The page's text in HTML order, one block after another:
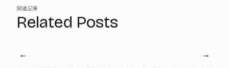
関連記事
Related Posts